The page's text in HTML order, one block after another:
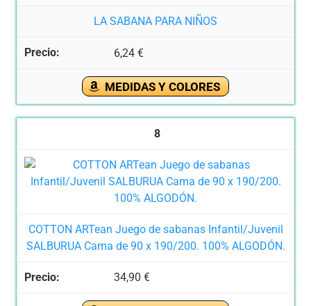
LA SABANA PARA NIÑOS
6,24 €
MEDIDAS Y COLORES
8
COTTON ARTean Juego de sabanas Infantil/Juvenil
SALBURUA Cama de 90 x 190/200. 100% ALGODÓN.
34,90 €